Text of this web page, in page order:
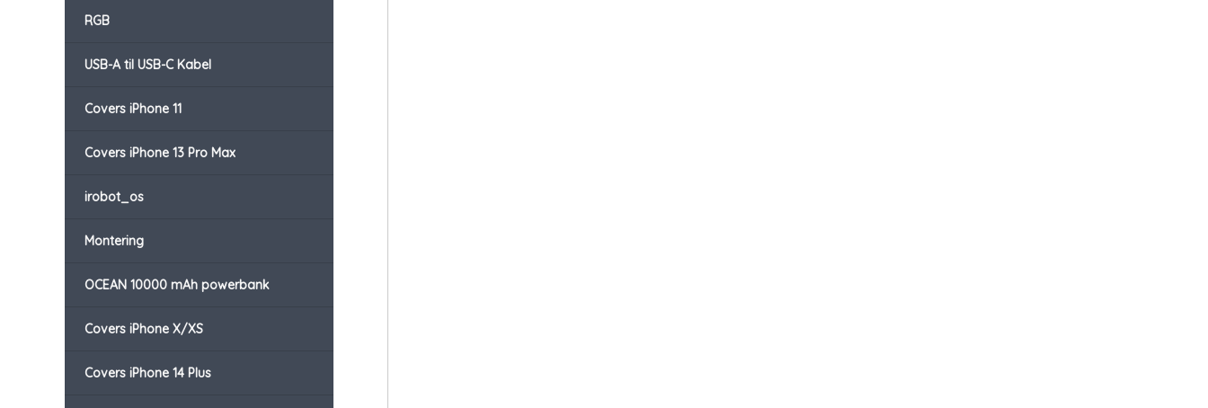
RGB
USB-A til USB-C Kabel
Covers iPhone 11
Covers iPhone 13 Pro Max
irobot_os
Montering
OCEAN 10000 mAh powerbank
Covers iPhone X/XS
Covers iPhone 14 Plus